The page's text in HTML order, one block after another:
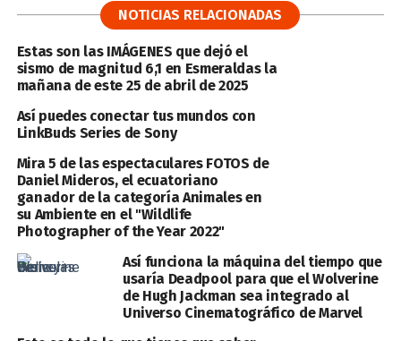
NOTICIAS RELACIONADAS
Estas son las IMÁGENES que dejó el
sismo de magnitud 6,1 en Esmeraldas la
mañana de este 25 de abril de 2025
Así puedes conectar tus mundos con
LinkBuds Series de Sony
Mira 5 de las espectaculares FOTOS de
Daniel Mideros, el ecuatoriano
ganador de la categoría Animales en
su Ambiente en el "Wildlife
Photographer of the Year 2022"
Así funciona la máquina del tiempo que
usaría Deadpool para que el Wolverine
de Hugh Jackman sea integrado al
Universo Cinematográfico de Marvel